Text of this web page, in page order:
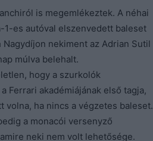
is megemlékeztek. A néhai
1-es autóval elszenvedett baleset
nekiment az Adrian Sutil
múlva belehalt.
hogy a szurkolók
Ferrari akadémiájának első tagja,
ha nincs a végzetes baleset.
a monacói versenyző
neki nem volt lehetősége.